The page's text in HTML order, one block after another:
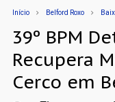
Início Belford Roxo
39º BPM
Recupera
Cerco em